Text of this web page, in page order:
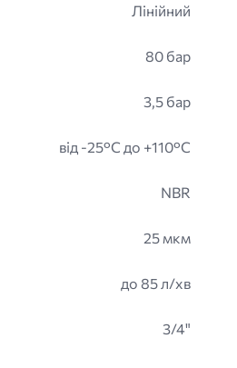
Лінійний
80 бар
3,5 бар
від -25°C до +110°C
NBR
25 мкм
до 85 л/хв
3/4"